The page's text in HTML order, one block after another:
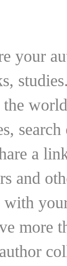
your
a
and
with
more